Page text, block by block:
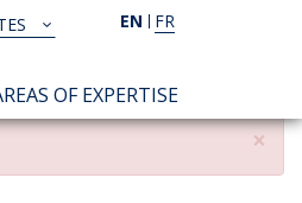
EN FR
OF EXPERTISE
×